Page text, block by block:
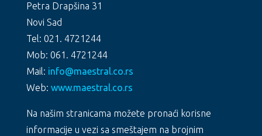
Petra Drapšina 31
Novi Sad
Tel: 021. 4721244
Mob: 061. 4721244
Mail: info@maestral.co.rs
Web: www.maestral.co.rs
Na našim stranicama možete pronaći korisne
informacije u vezi sa smeštajem na brojnim